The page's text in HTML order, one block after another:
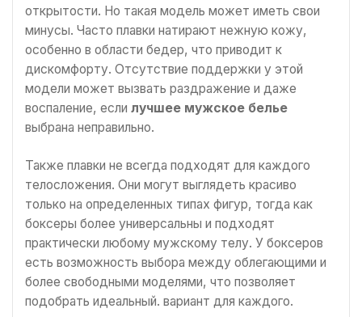
открытости. Но такая модель может иметь свои
минусы. Часто плавки натирают нежную кожу,
особенно в области бедер, что приводит к
дискомфорту. Отсутствие поддержки у этой
модели может вызвать раздражение и даже
воспаление, если лучшее мужское белье
выбрана неправильно.
Также плавки не всегда подходят для каждого
телосложения. Они могут выглядеть красиво
только на определенных типах фигур, тогда как
боксеры более универсальны и подходят
практически любому мужскому телу. У боксеров
есть возможность выбора между облегающими и
более свободными моделями, что позволяет
подобрать идеальный. вариант для каждого.